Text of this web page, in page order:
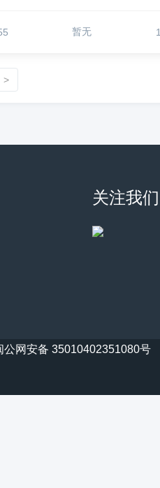
暂无 1
>
关注我们
公网安备 35010402351080号